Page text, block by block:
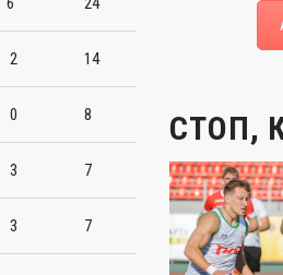
2 14
0 8
3 7
3 7
СТОП,